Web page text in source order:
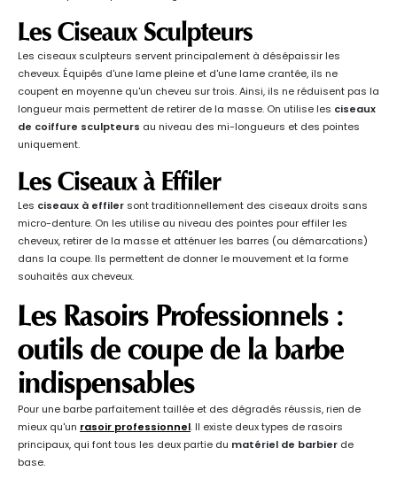
Les Ciseaux Sculpteurs
Les ciseaux sculpteurs servent principalement à désépaissir les
cheveux. Équipés d'une lame pleine et d'une lame crantée, ils ne
coupent en moyenne qu'un cheveu sur trois. Ainsi, ils ne réduisent pas la
longueur mais permettent de retirer de la masse. On utilise les ciseaux
de coiffure sculpteurs au niveau des mi-longueurs et des pointes
uniquement.
Les Ciseaux à Effiler
Les ciseaux à effiler sont traditionnellement des ciseaux droits sans
micro-denture. On les utilise au niveau des pointes pour effiler les
cheveux, retirer de la masse et atténuer les barres (ou démarcations)
dans la coupe. Ils permettent de donner le mouvement et la forme
souhaités aux cheveux.
Les Rasoirs Professionnels :
outils de coupe de la barbe
indispensables
Pour une barbe parfaitement taillée et des dégradés réussis, rien de
mieux qu'un rasoir professionnel. Il existe deux types de rasoirs
principaux, qui font tous les deux partie du matériel de barbier de
base.